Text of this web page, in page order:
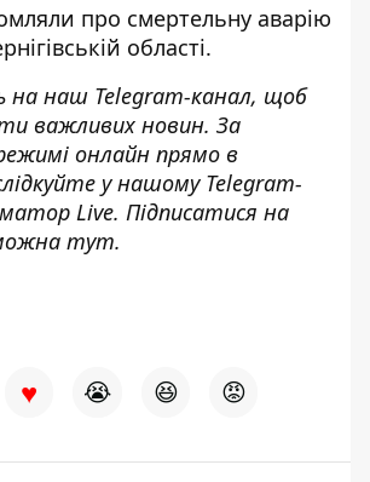
про смертельну аварію
області.
на наш Telegram-канал, щоб
важливих новин. За
онлайн прямо в
у нашому Telegram-
Live. Підписатися на
тут.
♥ 😭 😆 😡